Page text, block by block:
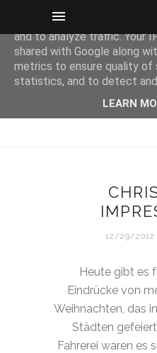
12/29/2012
Heute gibt es
Eindrücke von
Weihnachten, das
Städten
Fahrerei waren es
This site uses cookies
and to analyze traffic. Your
shared with Google along
metrics to ensure quality of
statistics, and to detect and
LEARN